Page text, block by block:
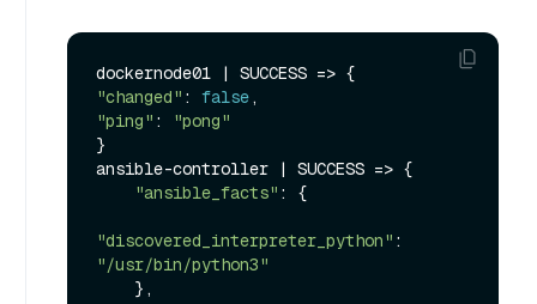
dockernode01 | SUCCESS =>
"changed" : false
"ping" :
"pong"
}
ansible-controller | SUCCESS => {
"ansible_facts" : {
"discovered_interpreter_python"
"/usr/bin/python3"